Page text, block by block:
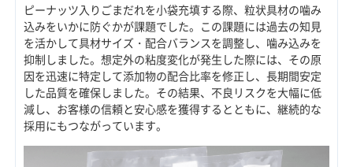
ピーナッツ入りごまだれを小袋充填する際、粒状具材の噛み
込みをいかに防ぐかが課題でした。この課題には過去の知見
を活かして具材サイズ・配合バランスを調整し、噛み込みを
抑制しました。想定外の粘度変化が発生した際には、その原
因を迅速に特定して添加物の配合比率を修正し、長期間安定
した品質を確保しました。その結果、不良リスクを大幅に低
減し、お客様の信頼と安心感を獲得するとともに、継続的な
採用にもつながっています。